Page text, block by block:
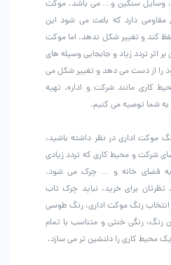
وسایل سنگین و… می باشد. موکت
مقاومی دارد که باعث می شود این
کند و تغییر شکل ندهد. اما موکت
اثر تردد زیاد و جابجایی وسیله های
را از دست می دهد و تغییر شکل می
کاری مانند شرکت و اداره، تهیه
شما توصیه می کنیم.
موکت اداری در نظر داشته باشید،
شرکت و محیط کاری که تردد زیادی
به فضای خانه و … چرک می شود.
تظرتان برای خرید، نباید چرک تاب
انتخاب رنگ موکت اداری، رنگ طوسی
رنگ، رنگی خنثی و متناسب با تمام
محیط کاری را دلنشین تر می سازد.